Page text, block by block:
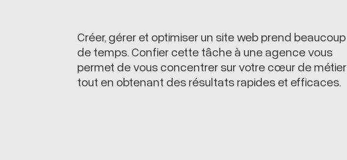
Créer, gérer et optimiser un site web prend beaucoup
de temps. Confier cette tâche à une agence vous
permet de vous concentrer sur votre cœur de métier
tout en obtenant des résultats rapides et efficaces.